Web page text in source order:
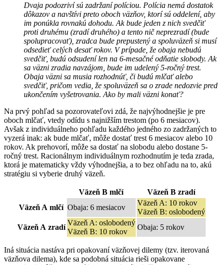
Dvaja podozriví sú zadržaní políciou. Polícia nemá dostatok
dôkazov a navštívi preto oboch väzňov, ktorí sú oddelení, aby
im ponúkla rovnakú dohodu. Ak bude jeden z nich svedčiť
proti druhému (zradí druhého) a tento nič neprezradí (bude
spolupracovať), zradca bude prepustený a spoluväzeň si musí
odsedieť celých desať rokov. V prípade, že obaja nebudú
svedčiť, budú odsudení len na 6-mesačné odňatie slobody. Ak
sa väzni zradia navzájom, bude im udelený 5-ročný trest.
Obaja väzni sa musia rozhodnúť, či budú mlčať alebo
svedčiť, pričom vedia, že spoluväzeň sa o zrade nedozvie pred
ukončením vyšetrovania. Ako by mali väzni konať?
Na prvý pohľad sa pozorovateľovi zdá, že najvýhodnejšie je pre
oboch mlčať, vtedy odídu s najnižším trestom (po 6 mesiacov).
Avšak z individuálneho pohľadu každého jedného zo zadržaných to
vyzerá inak: ak bude mlčať, môže dostať trest 6 mesiacov alebo 10
rokov. Ak prehovorí, môže sa dostať na slobodu alebo dostane 5-
ročný trest. Racionálnym individuálnym rozhodnutím je teda zrada,
ktorá je matematicky vždy výhodnejšia, a to bez ohľadu na to, akú
stratégiu si vyberie druhý väzeň.
Väzeň B mlčí
Väzeň B zradí
Väzeň A mlčí Obaja: 6 mesiacov
Väzeň A: 10 rokov
Väzeň B: oslobodený
Väzeň A zradí
Väzeň A: oslobodený
Väzeň B: 10 rokov
Obaja: 5 rokov
Iná situácia nastáva pri opakovaní väzňovej dilemy (tzv. iterovaná
väzňova dilema), kde sa podobná situácia rieši opakovane